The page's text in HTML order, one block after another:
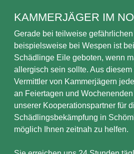
KAMMERJÄGER IM
Gerade bei teilweise
beispielsweise bei Wespen ist
Schädlinge Eile geboten, wenn
allergisch sein sollte. Aus
Vermittler von Kammerjägern
an Feiertagen und
unserer Kooperationspartner für
Schädlingsbekämpfung in
möglich Ihnen zeitnah zu helfen.